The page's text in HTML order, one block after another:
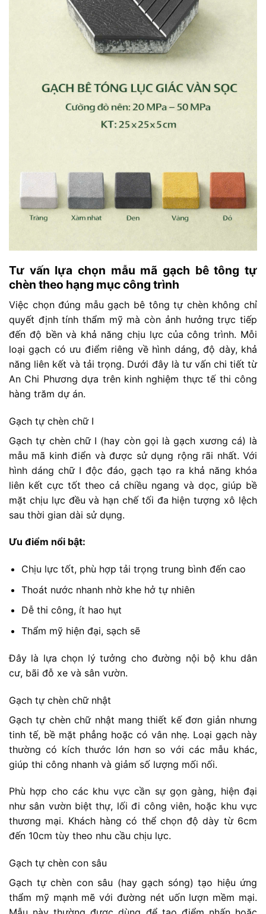
Tư vấn lựa chọn mẫu mã gạch bê tông tự
chèn theo hạng mục công trình
Việc chọn đúng mẫu gạch bê tông tự chèn không chỉ
quyết định tính thẩm mỹ mà còn ảnh hưởng trực tiếp
đến độ bền và khả năng chịu lực của công trình. Mỗi
loại gạch có ưu điểm riêng về hình dáng, độ dày, khả
năng liên kết và tải trọng. Dưới đây là tư vấn chi tiết từ
An Chi Phương dựa trên kinh nghiệm thực tế thi công
hàng trăm dự án.
Gạch tự chèn chữ I
Gạch tự chèn chữ I (hay còn gọi là gạch xương cá) là
mẫu mã kinh điển và được sử dụng rộng rãi nhất. Với
hình dáng chữ I độc đáo, gạch tạo ra khả năng khóa
liên kết cực tốt theo cả chiều ngang và dọc, giúp bề
mặt chịu lực đều và hạn chế tối đa hiện tượng xô lệch
sau thời gian dài sử dụng.
Ưu điểm nổi bật:
Chịu lực tốt, phù hợp tải trọng trung bình đến cao
Thoát nước nhanh nhờ khe hở tự nhiên
Dễ thi công, ít hao hụt
Thẩm mỹ hiện đại, sạch sẽ
Đây là lựa chọn lý tưởng cho đường nội bộ khu dân
cư, bãi đỗ xe và sân vườn.
Gạch tự chèn chữ nhật
Gạch tự chèn chữ nhật mang thiết kế đơn giản nhưng
tinh tế, bề mặt phẳng hoặc có vân nhẹ. Loại gạch này
thường có kích thước lớn hơn so với các mẫu khác,
giúp thi công nhanh và giảm số lượng mối nối.
Phù hợp cho các khu vực cần sự gọn gàng, hiện đại
như sân vườn biệt thự, lối đi công viên, hoặc khu vực
thương mại. Khách hàng có thể chọn độ dày từ 6cm
đến 10cm tùy theo nhu cầu chịu lực.
Gạch tự chèn con sâu
Gạch tự chèn con sâu (hay gạch sóng) tạo hiệu ứng
thẩm mỹ mạnh mẽ với đường nét uốn lượn mềm mại.